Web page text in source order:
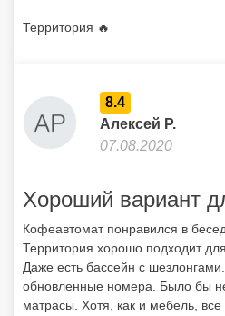
Территория 🔥
8.4
Алексей Р.
07.08.2020
Хороший вариант
Кофеавтомат понравился в
Территория хорошо подходит
Даже есть бассейн с
обновленные номера. Было бы
матрасы. Хотя, как и мебель, все